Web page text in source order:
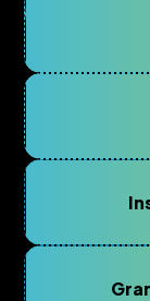
adecuada